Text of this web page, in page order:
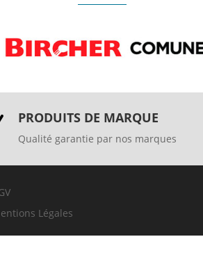
PRODUITS DE MARQUE
Qualité garantie par nos marques
Légales